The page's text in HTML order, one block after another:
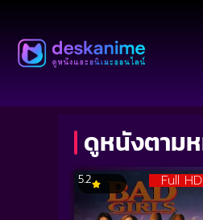
ดูหนังตาม
Full HD
5.2